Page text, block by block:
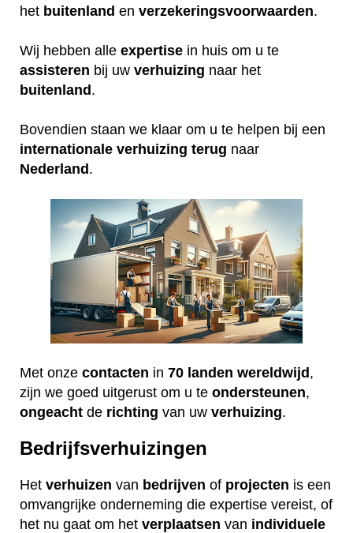
het buitenland en verzekeringsvoorwaarden.
Wij hebben alle expertise in huis om u te
assisteren bij uw verhuizing naar het
buitenland.
Bovendien staan we klaar om u te helpen bij een
internationale verhuizing terug naar
Nederland.
Met onze contacten in 70 landen wereldwijd,
zijn we goed uitgerust om u te ondersteunen,
ongeacht de richting van uw verhuizing.
Bedrijfsverhuizingen
Het verhuizen van bedrijven of projecten is een
omvangrijke onderneming die expertise vereist, of
het nu gaat om het verplaatsen van individuele